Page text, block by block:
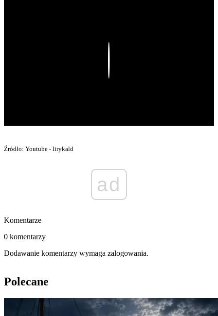
Źródło: Youtube - lirykald
ad
Komentarze
0 komentarzy
Dodawanie komentarzy wymaga zalogowania.
Polecane